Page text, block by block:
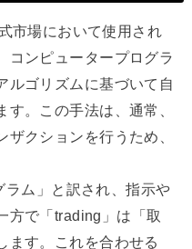
市場において使用され
コンピュータープログラ
ルゴリズムに基づいて自
。この手法は、通常、
クションを行うため、
ラム」と訳され、指示や
方で「trading」は「取
ます。これを合わせる